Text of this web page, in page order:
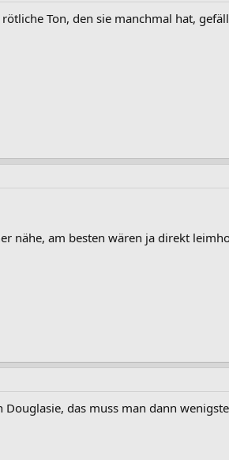
Ton, den sie manchmal hat,
nähe, am besten wären ja direkt
das muss man dann